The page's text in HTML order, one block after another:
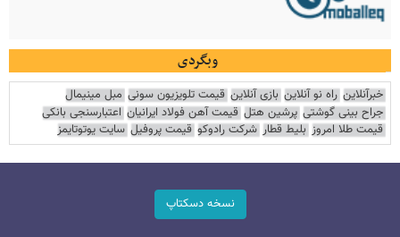
وبگردی
خبرآنلاین راه نو آنلاین بازی آنلاین قیمت تلویزیون سونی مبل مینیمال
جراح بینی گوشتی پرشین هتل قیمت آهن فولاد ایرانیان اعتبارسنجی بانکی
قیمت طلا امروز بلیط قطار شرکت رادوکو قیمت پروفیل سایت یوتوتایمز
نسخه دسکتاپ